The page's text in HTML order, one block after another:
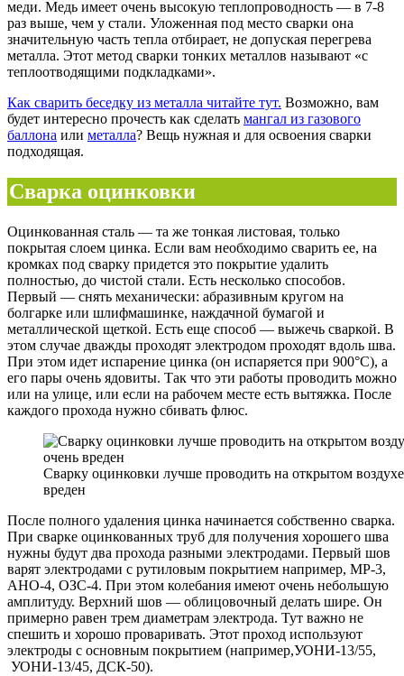
меди. Медь имеет очень высокую теплопроводность — в 7-8
раз выше, чем у стали. Уложенная под место сварки она
значительную часть тепла отбирает, не допуская перегрева
металла. Этот метод сварки тонких металлов называют «с
теплоотводящими подкладками».
Как сварить беседку из металла читайте тут. Возможно, вам
будет интересно прочесть как сделать мангал из газового
баллона или металла? Вещь нужная и для освоения сварки
подходящая.
Сварка оцинковки
Оцинкованная сталь — та же тонкая листовая, только
покрытая слоем цинка. Если вам необходимо сварить ее, на
кромках под сварку придется это покрытие удалить
полностью, до чистой стали. Есть несколько способов.
Первый — снять механически: абразивным кругом на
болгарке или шлифмашинке, наждачной бумагой и
металлической щеткой. Есть еще способ — выжечь сваркой. В
этом случае дважды проходят электродом проходят вдоль шва.
При этом идет испарение цинка (он испаряется при 900°C), а
его пары очень ядовиты. Так что эти работы проводить можно
или на улице, или если на рабочем месте есть вытяжка. После
каждого прохода нужно сбивать флюс.
Сварку оцинковки лучше проводить на открытом
вреден
После полного удаления цинка начинается собственно сварка.
При сварке оцинкованных труб для получения хорошего шва
нужны будут два прохода разными электродами. Первый шов
варят электродами с рутиловым покрытием например, МР-3,
АНО-4, ОЗС-4. При этом колебания имеют очень небольшую
амплитуду. Верхний шов — облицовочный делать шире. Он
примерно равен трем диаметрам электрода. Тут важно не
спешить и хорошо проваривать. Этот проход используют
электроды с основным покрытием (например,УОНИ-13/55,
УОНИ-13/45, ДСК-50).